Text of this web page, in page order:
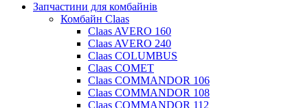
Запчастини для комбайнів
Комбайн Claas
Claas AVERO 160
Claas AVERO 240
Claas COLUMBUS
Claas COMET
Claas COMMANDOR 106
Claas COMMANDOR 108
Claas COMMANDOR 112